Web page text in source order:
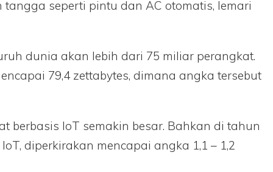
seperti pintu dan AC otomatis, lemari
dunia akan lebih dari 75 miliar perangkat.
79,4 zettabytes, dimana angka tersebut
berbasis IoT semakin besar. Bahkan di tahun
diperkirakan mencapai angka 1,1 – 1,2